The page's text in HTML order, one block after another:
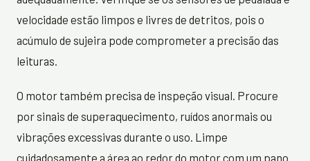
velocidade estão limpos e livres de detritos, pois o
acúmulo de sujeira pode comprometer a precisão das
leituras.
O motor também precisa de inspeção visual. Procure
por sinais de superaquecimento, ruídos anormais ou
vibrações excessivas durante o uso. Limpe
cuidadosamente a área ao redor do motor com um pano